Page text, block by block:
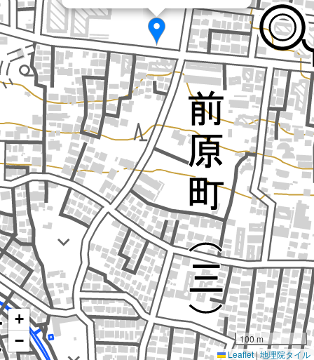
+
−
100 m
Leaflet|地理院タイル